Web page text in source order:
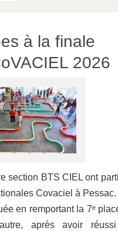
à la finale
2026
section BTS CIEL ont
Covaciel à
en remportant la 7ᵉ
après avoir